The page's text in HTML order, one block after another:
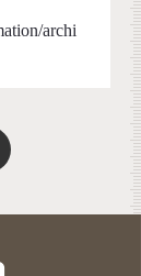
archi